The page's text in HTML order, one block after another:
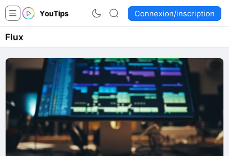
Connexion/inscription
Flux